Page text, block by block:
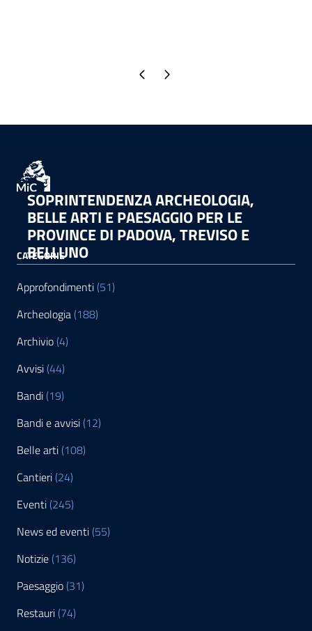
Pagina precedente
Pagina successiva
SOPRINTENDENZA ARCHEOLOGIA,
BELLE ARTI E PAESAGGIO PER LE
PROVINCE DI PADOVA, TREVISO E
BELLUNO
CATEGORIE
Approfondimenti (51)
Archeologia (188)
Archivio (4)
Avvisi (44)
Bandi (19)
Bandi e avvisi (12)
Belle arti (108)
Cantieri (24)
Eventi (245)
News ed eventi (55)
Notizie (136)
Paesaggio (31)
Restauri (74)